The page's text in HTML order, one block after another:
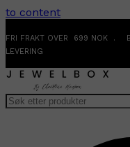
to content
FRI FRAKT OVER 699 NOK .
LEVERING